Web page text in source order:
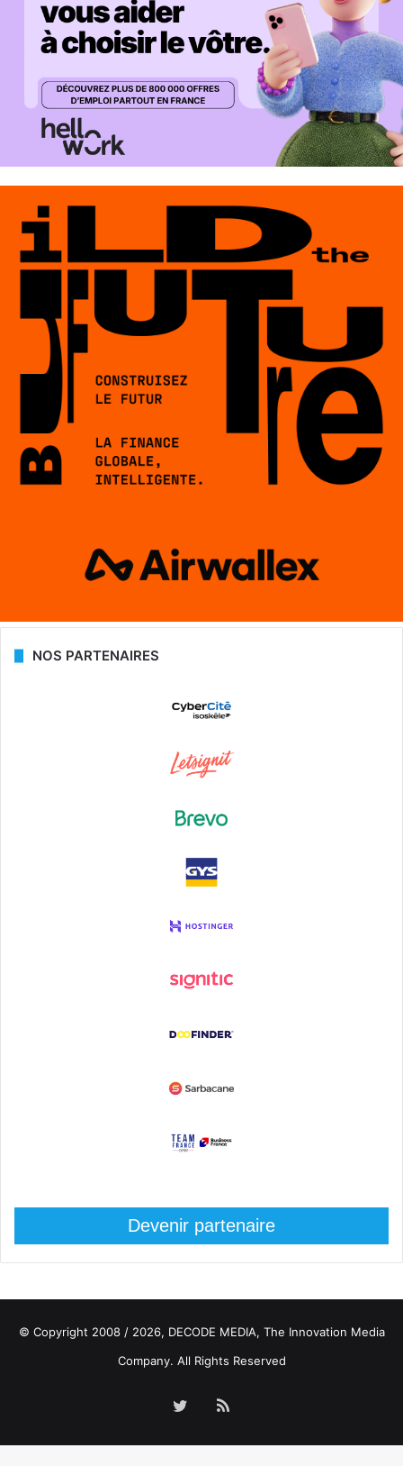
NOS PARTENAIRES
Devenir partenaire
© Copyright 2008 / 2026, DECODE MEDIA, The Innovation Media
Company. All Rights Reserved
TwitterRSS